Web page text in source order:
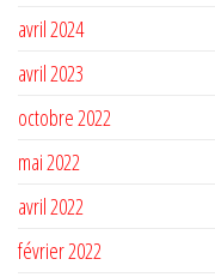
avril 2024
avril 2023
octobre 2022
mai 2022
avril 2022
février 2022